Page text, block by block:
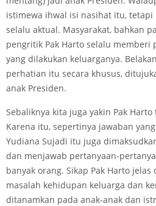
istimewa ihwal isi nasihat itu, tetapi
selalu aktual. Masyarakat, bahkan
pengritik Pak Harto selalu memberi
yang dilakukan keluarganya.
perhatian itu secara khusus,
anak Presiden.
Sebaliknya kita juga yakin Pak
Karena itu, sepertinya jawaban
Yudiana Sujadi itu juga
dan menjawab pertanyaan-
banyak orang. Sikap Pak Harto
masalah kehidupan keluarga dan
ditanamkan pada anak-anak dan